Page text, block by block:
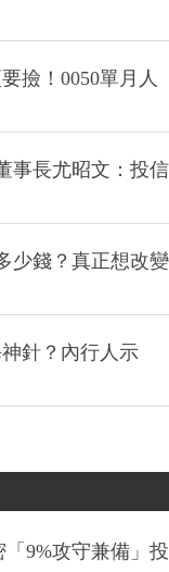
撿！0050單月人
事長尤昭文：投信
少錢？真正想改變
針？內行人示
9%攻守兼備」投